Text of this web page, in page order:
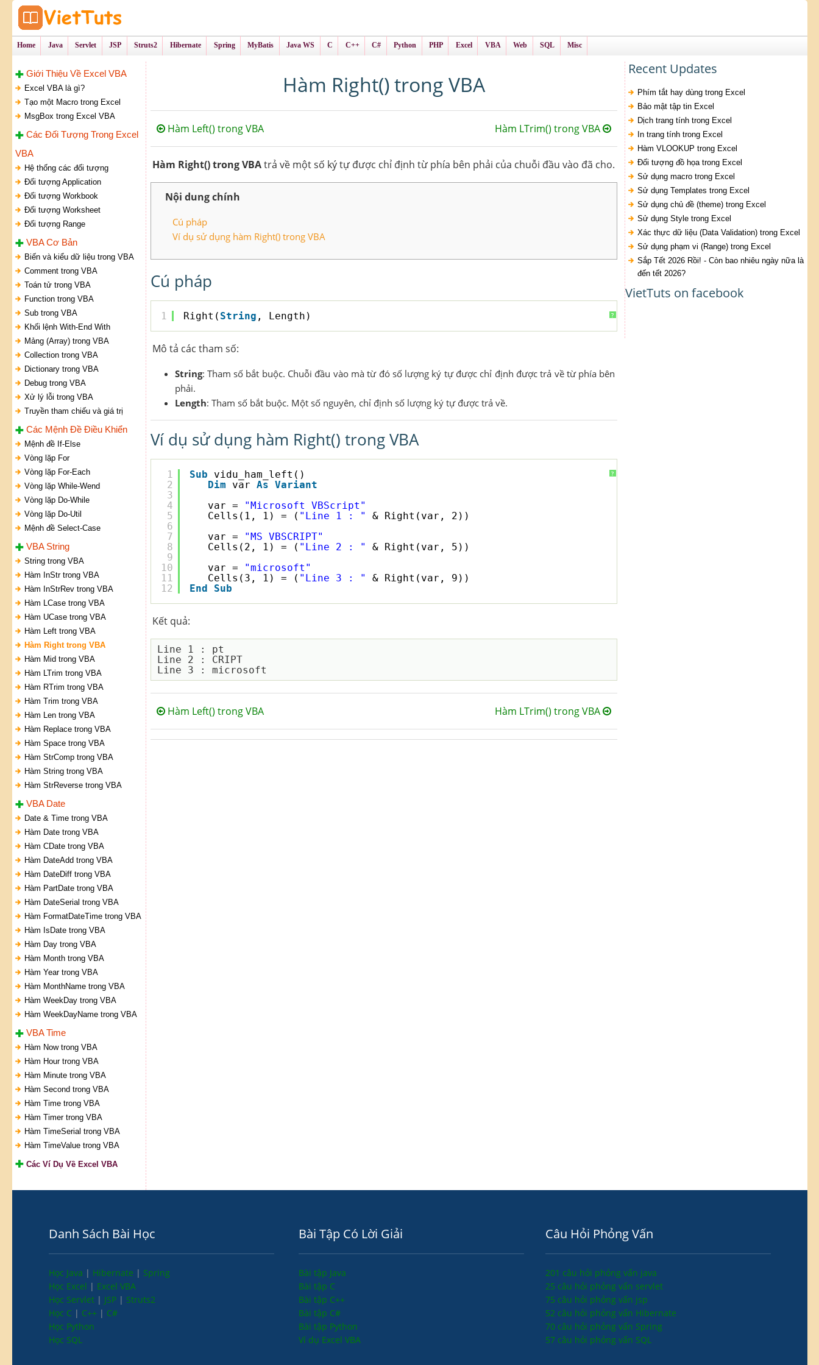
Home Java Servlet JSP Struts2 Hibernate Spring MyBatis Java WS C C++ C# Python PHP Excel VBA Web SQL Misc
Giới Thiệu Về Excel VBA
Excel VBA là gì?
Tạo một Macro trong Excel
MsgBox trong Excel VBA
Các Đối Tượng Trong Excel
VBA
Hệ thống các đối tượng
Đối tượng Application
Đối tượng Workbook
Đối tượng Worksheet
Đối tượng Range
VBA Cơ Bản
Biến và kiểu dữ liệu trong VBA
Comment trong VBA
Toán tử trong VBA
Function trong VBA
Sub trong VBA
Khối lệnh With-End With
Mảng (Array) trong VBA
Collection trong VBA
Dictionary trong VBA
Debug trong VBA
Xử lý lỗi trong VBA
Truyền tham chiếu và giá trị
Các Mệnh Đề Điều Khiển
Mệnh đề If-Else
Vòng lặp For
Vòng lặp For-Each
Vòng lặp While-Wend
Vòng lặp Do-While
Vòng lặp Do-Util
Mệnh đề Select-Case
VBA String
String trong VBA
Hàm InStr trong VBA
Hàm InStrRev trong VBA
Hàm LCase trong VBA
Hàm UCase trong VBA
Hàm Left trong VBA
Hàm Right trong VBA
Hàm Mid trong VBA
Hàm LTrim trong VBA
Hàm RTrim trong VBA
Hàm Trim trong VBA
Hàm Len trong VBA
Hàm Replace trong VBA
Hàm Space trong VBA
Hàm StrComp trong VBA
Hàm String trong VBA
Hàm StrReverse trong VBA
VBA Date
Date & Time trong VBA
Hàm Date trong VBA
Hàm CDate trong VBA
Hàm DateAdd trong VBA
Hàm DateDiff trong VBA
Hàm PartDate trong VBA
Hàm DateSerial trong VBA
Hàm FormatDateTime trong VBA
Hàm IsDate trong VBA
Hàm Day trong VBA
Hàm Month trong VBA
Hàm Year trong VBA
Hàm MonthName trong VBA
Hàm WeekDay trong VBA
Hàm WeekDayName trong VBA
VBA Time
Hàm Now trong VBA
Hàm Hour trong VBA
Hàm Minute trong VBA
Hàm Second trong VBA
Hàm Time trong VBA
Hàm Timer trong VBA
Hàm TimeSerial trong VBA
Hàm TimeValue trong VBA
Các Ví Dụ Về Excel VBA
Hàm Right() trong VBA
Hàm Left() trong VBA Hàm LTrim() trong VBA
Hàm Right() trong VBAtrả về một số ký tự được chỉ định từ phía bên phải của chuỗi đầu vào đã cho.
Nội dung chính
Cú pháp
Ví dụ sử dụng hàm Right() trong VBA
Cú pháp
?
1 Right( String , Length)
Mô tả các tham số:
String: Tham số bắt buộc. Chuỗi đầu vào mà từ đó số lượng ký tự được chỉ định được trả về từ phía bên
phải.
Length: Tham số bắt buộc. Một số nguyên, chỉ định số lượng ký tự được trả về.
Ví dụ sử dụng hàm Right() trong VBA
?
1
2
3
4
5
6
7
8
9
10
11
12
Sub
vidu_ham_left()
Dim
var As Variant
var =
"Microsoft VBScript"
Cells(1, 1) = ( "Line 1 : "
& Right(var, 2))
var =
"MS VBSCRIPT"
Cells(2, 1) = ( "Line 2 : "
& Right(var, 5))
var =
"microsoft"
Cells(3, 1) = ( "Line 3 : "
& Right(var, 9))
End
Sub
Kết quả:
Line 1 : pt
Line 2 : CRIPT
Hàm Left() trong VBA Hàm LTrim() trong VBA
Recent Updates
Phím tắt hay dùng trong Excel
Bảo mật tập tin Excel
Dịch trang tính trong Excel
In trang tính trong Excel
Hàm VLOOKUP trong Excel
Đối tượng đồ họa trong Excel
Sử dụng macro trong Excel
Sử dụng Templates trong Excel
Sử dụng chủ đề (theme) trong Excel
Sử dụng Style trong Excel
Xác thực dữ liệu (Data Validation) trong Excel
Sử dụng phạm vi (Range) trong Excel
Sắp Tết 2026 Rồi! - Còn bao nhiêu ngày nữa là
đến tết 2026?
VietTuts on facebook
Danh Sách Bài Học
Học Java | Hibernate | Spring
Học Excel | Excel VBA
Học Servlet | JSP | Struts2
Học C | C++ | C#
Học Python
Học SQL
Bài Tập Có Lời Giải
Bài tập Java
Bài tập C
Bài tập C++
Bài tập C#
Bài tập Python
Ví dụ Excel VBA
Câu Hỏi Phỏng Vấn
201 câu hỏi phỏng vấn java
25 câu hỏi phỏng vấn servlet
75 câu hỏi phỏng vấn jsp
52 câu hỏi phỏng vấn Hibernate
70 câu hỏi phỏng vấn Spring
57 câu hỏi phỏng vấn SQL